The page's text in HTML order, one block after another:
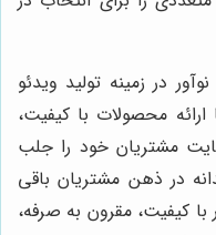
در زمینه تولید ویدئو
ارائه محصولات با کیفیت،
مشتریان خود را جلب
در ذهن مشتریان باقی
با کیفیت، مقرون به صرفه،